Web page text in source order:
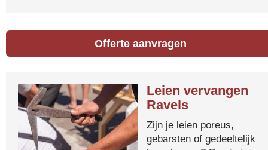
Offerte aanvragen
Leien vervangen
Ravels
Zijn je leien poreus,
gebarsten of gedeeltelijk